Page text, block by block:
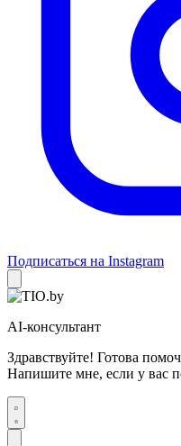
Подписаться на Instagram
AI-консультант
Здравствуйте! Готова
Напишите мне, если у вас